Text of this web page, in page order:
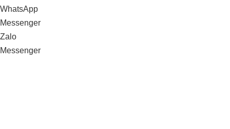
WhatsApp
Messenger
Zalo
Messenger